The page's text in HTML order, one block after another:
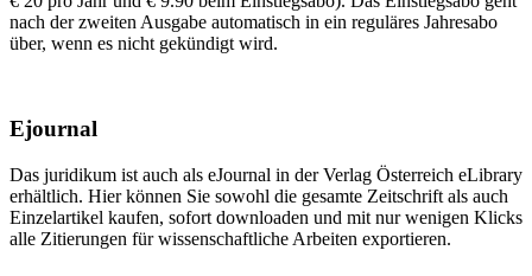
nach der zweiten Ausgabe automatisch in ein reguläres Jahresabo
über, wenn es nicht gekündigt wird.
Ejournal
Das juridikum ist auch als eJournal in der Verlag Österreich eLibrary
erhältlich. Hier können Sie sowohl die gesamte Zeitschrift als auch
Einzelartikel kaufen, sofort downloaden und mit nur wenigen Klicks
alle Zitierungen für wissenschaftliche Arbeiten exportieren.